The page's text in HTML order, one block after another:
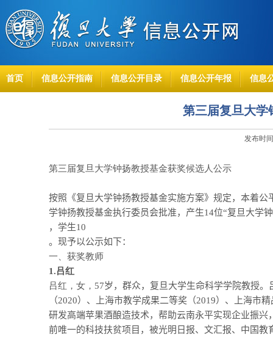
首页 信息公开指南 信息公开目录 信息公开年报 信息
第三届复旦大学
发布时
第三届复旦大学钟扬教授基金获奖候选人公示
按照《复旦大学钟扬教授基金实施方案》规定，本着
学钟扬教授基金执行委员会批准，产生14位“复旦大学
，学生10
。现予以公示如下：
一、获奖教师
1.吕红
吕红，女， 57岁，群众，复旦大学生命科学学院教授
（2020）、上海市教学成果二等奖（2019）、上海市
研发高端苹果酒酿造技术，帮助云南永平实现企业振
前唯一的科技扶贫项目，被光明日报、文汇报、中国教